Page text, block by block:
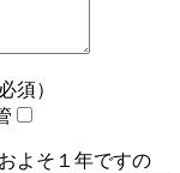
須）
よそ１年ですの